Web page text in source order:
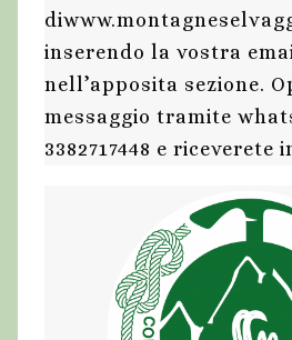
inserendo la vostra
nell’apposita sezione.
messaggio tramite
3382717448 e